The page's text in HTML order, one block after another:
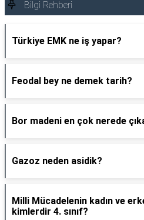
Bilgi Rehberi
Türkiye EMK ne iş yapar?
Feodal bey ne demek tarih?
Bor madeni en çok nerede
Gazoz neden asidik?
Milli Mücadelenin kadın ve
kimlerdir 4. sınıf?